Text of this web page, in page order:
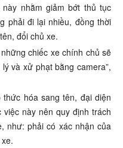
nhằm giảm bớt thủ tục
phải đi lại nhiều, đồng thời
đổi chủ xe.
chiếc xe chính chủ sẽ
và xử phạt bằng camera”,
hóa sang tên, đại diện
này nên quy định trách
như: phải có xác nhận của